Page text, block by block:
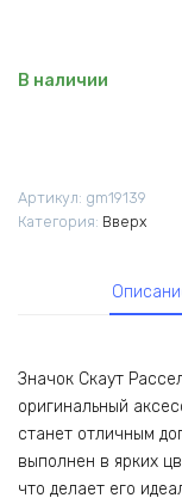
В наличии
Артикул: gm19139
Категория: Вверх
Значок Скаут
оригинальный
станет отличным
выполнен в ярких
что делает его